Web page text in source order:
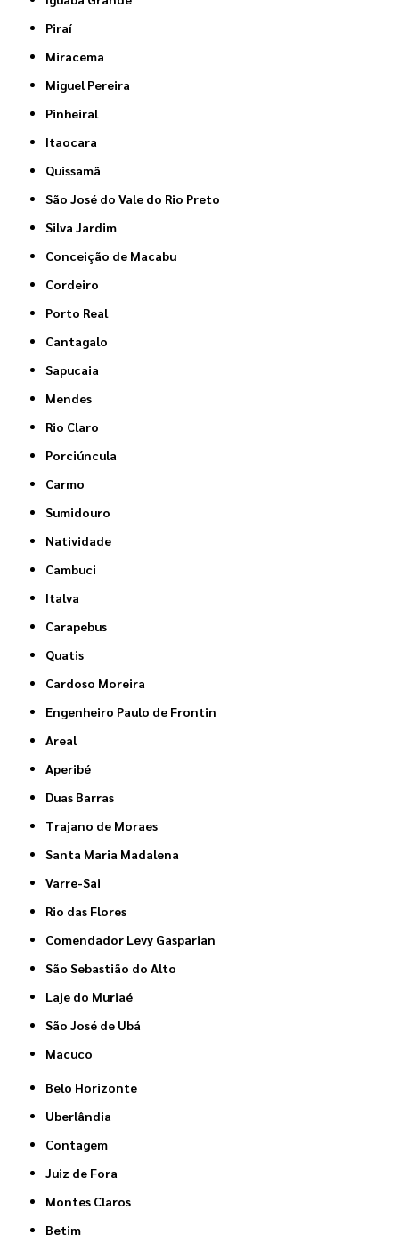
Piraí
Miracema
Miguel Pereira
Pinheiral
Itaocara
Quissamã
São José do Vale do Rio Preto
Silva Jardim
Conceição de Macabu
Cordeiro
Porto Real
Cantagalo
Sapucaia
Mendes
Rio Claro
Porciúncula
Carmo
Sumidouro
Natividade
Cambuci
Italva
Carapebus
Quatis
Cardoso Moreira
Engenheiro Paulo de Frontin
Areal
Aperibé
Duas Barras
Trajano de Moraes
Santa Maria Madalena
Varre-Sai
Rio das Flores
Comendador Levy Gasparian
São Sebastião do Alto
Laje do Muriaé
São José de Ubá
Macuco
Belo Horizonte
Uberlândia
Contagem
Juiz de Fora
Montes Claros
Betim